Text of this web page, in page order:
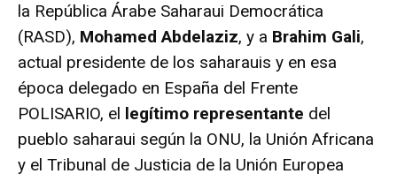
la República Árabe Saharaui Democrática
(RASD), Mohamed Abdelaziz, y a Brahim Gali,
actual presidente de los saharauis y en esa
época delegado en España del Frente
POLISARIO, el legítimo representante del
pueblo saharaui según la ONU, la Unión Africana
y el Tribunal de Justicia de la Unión Europea